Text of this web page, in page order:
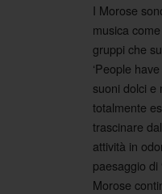
I Morose
musica
gruppi che
‘People
suoni dolci e
totalmente
trascinare
attività in
paesaggio
Morose